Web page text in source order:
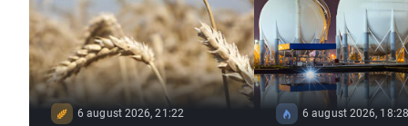
6 august 2026, 21:22 6 august 2026, 18:28